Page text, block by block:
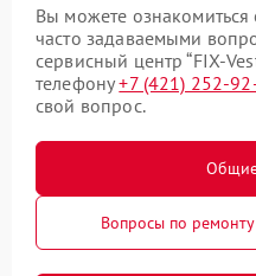
Вы можете
часто задаваемыми
сервисный центр “FIX-
телефону+7 (421) 252-
свой вопрос.
Вопросы по